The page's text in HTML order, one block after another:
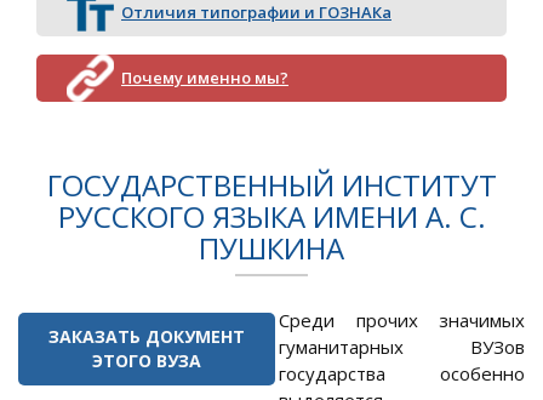
Отличия типографии и ГОЗНАКа
Почему именно мы?
ГОСУДАРСТВЕННЫЙ ИНСТИТУТ
РУССКОГО ЯЗЫКА ИМЕНИ А. С.
ПУШКИНА
ЗАКАЗАТЬ ДОКУМЕНТ
ЭТОГО ВУЗА
Среди прочих значимых
гуманитарных ВУЗов
государства особенно